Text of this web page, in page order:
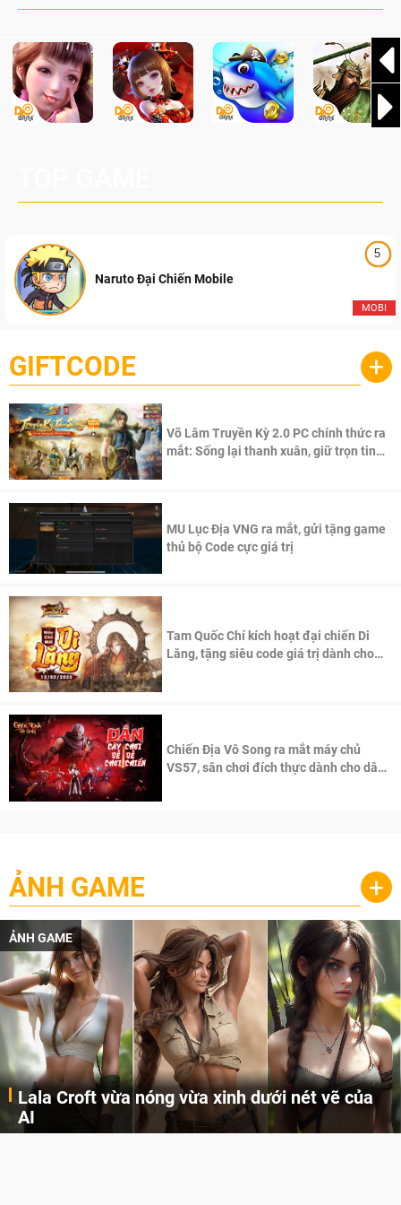
5
MOBI
Naruto Đại Chiến Mobile
GIFTCODE +
Võ Lâm Truyền Kỳ 2.0 PC chính thức ra
mắt: Sống lại thanh xuân, giữ trọn tinh
MU Lục Địa VNG ra mắt, gửi tặng game
thủ bộ Code cực giá trị
Tam Quốc Chí kích hoạt đại chiến Di
Lăng, tặng siêu code giá trị dành cho
Chiến Địa Vô Song ra mắt máy chủ
VS57, sân chơi đích thực dành cho dân
ẢNH GAME +
ẢNH GAME
Lala Croft vừa nóng vừa xinh dưới nét vẽ của
AI